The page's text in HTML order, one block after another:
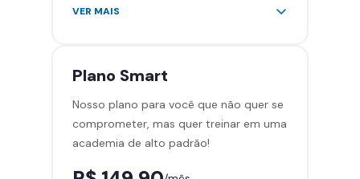
Acesso ilimitado a +2.000
Cadeira de massagem
Skeelo App (Audiobook)*
Área de musculação e aeróbicos
Smart Fit App
VER MAIS
Plano Smart
Nosso plano para você que não quer se
comprometer, mas quer treinar em uma
academia de alto padrão!